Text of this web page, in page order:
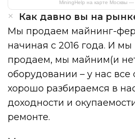
MiningHelp на карте Москвы
Как давно вы на
Мы продаем майнинг-
начиная с 2016 года. И мы
продаем, мы майним(и
оборудовании – у нас все
хорошо разбираемся в
доходности и
ремонте.